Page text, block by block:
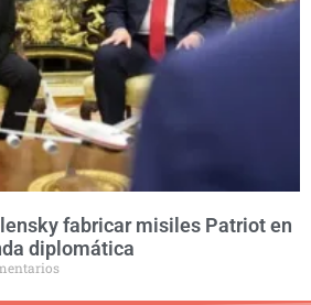
fabricar misiles Patriot en
diplomática